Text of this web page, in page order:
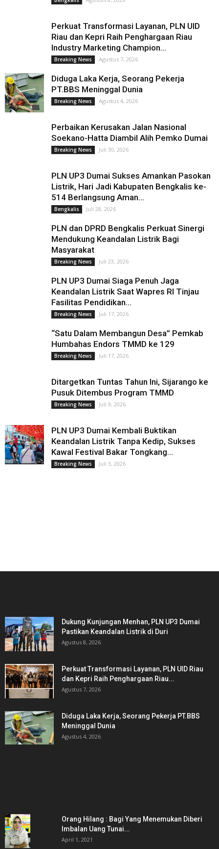
Perkuat Transformasi Layanan, PLN UID
Riau dan Kepri Raih Penghargaan Riau
Industry Marketing Champion...
Breaking News Agustus 7, 2026
Diduga Laka Kerja, Seorang Pekerja
PT.BBS Meninggal Dunia
Breaking News Agustus 4, 2026
Perbaikan Kerusakan Jalan Nasional
Soekano-Hatta Diambil Alih Pemko Dumai
Breaking News Juli 30, 2026
PLN UP3 Dumai Sukses Amankan Pasokan
Listrik, Hari Jadi Kabupaten Bengkalis ke-
514 Berlangsung Aman...
Bengkalis Juli 28, 2026
PLN dan DPRD Bengkalis Perkuat Sinergi
Mendukung Keandalan Listrik Bagi
Masyarakat
Breaking News Juli 23, 2026
PLN UP3 Dumai Siaga Penuh Jaga
Keandalan Listrik Saat Wapres RI Tinjau
Fasilitas Pendidikan...
Breaking News Juli 17, 2026
“Satu Dalam Membangun Desa” Pemkab
Humbahas Endors TMMD ke 129
Breaking News Juli 17, 2026
Ditargetkan Tuntas Tahun Ini, Sijarango ke
Pusuk Ditembus Program TMMD
Breaking News Juli 9, 2026
PLN UP3 Dumai Kembali Buktikan
Keandalan Listrik Tanpa Kedip, Sukses
Kawal Festival Bakar Tongkang...
Breaking News Juli 3, 2026
Dukung Kunjungan Menhan, PLN UP3 Dumai
Pastikan Keandalan Listrik di Duri
Agustus 8, 2026
Perkuat Transformasi Layanan, PLN UID Riau
dan Kepri Raih Penghargaan Riau...
Agustus 7, 2026
Diduga Laka Kerja, Seorang Pekerja PT.BBS
Meninggal Dunia
Agustus 4, 2026
Orang Hilang : Bagi Yang Menemukan Diberi
Imbalan Uang Tunai...
April 1, 2021